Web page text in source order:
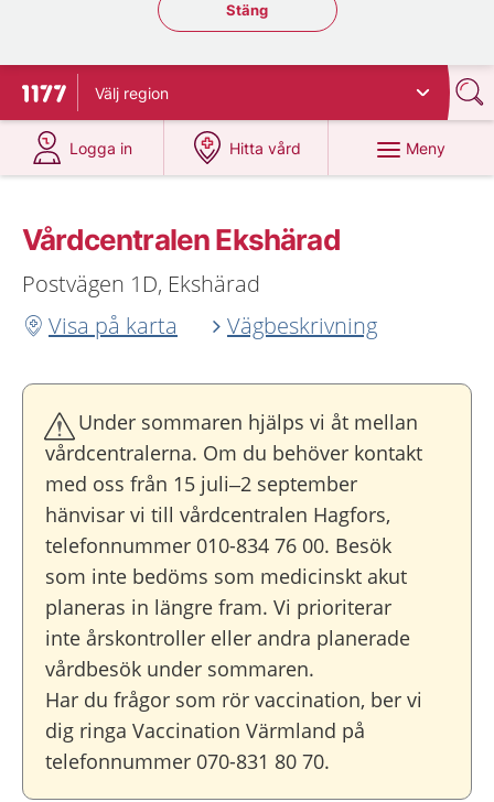
Stäng regionsväljaren
Stäng
Till startsidan för 1177
Välj region
Logga in
på 1177.se
Hitta vård
på 1177.se
Meny
Vårdcentralen Ekshärad
Postvägen 1D, Ekshärad
Visa på karta
Vägbeskrivning
Under sommaren hjälps vi åt mellan
vårdcentralerna. Om du behöver kontakt
med oss från 15 juli–2 september
hänvisar vi till vårdcentralen Hagfors,
telefonnummer 010-834 76 00. Besök
som inte bedöms som medicinskt akut
planeras in längre fram. Vi prioriterar
inte årskontroller eller andra planerade
vårdbesök under sommaren.
Har du frågor som rör vaccination, ber vi
dig ringa Vaccination Värmland på
telefonnummer 070-831 80 70.